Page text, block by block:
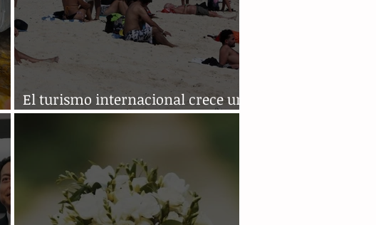
El turismo internacional crece un
3,6 % en enero